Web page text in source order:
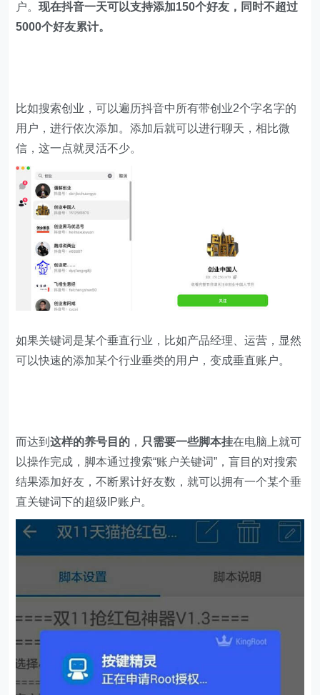
户。现在抖音一天可以支持添加150个好友，同时不超过
5000个好友累计。
比如搜索创业，可以遍历抖音中所有带创业2个字名字的
用户，进行依次添加。添加后就可以进行聊天，相比微
信，这一点就灵活不少。
如果关键词是某个垂直行业，比如产品经理、运营，显然
可以快速的添加某个行业垂类的用户，变成垂直账户。
而达到这样的养号目的 ， 只需要一些脚本挂在电脑上就可
以操作完成，脚本通过搜索“账户关键词”，盲目的对搜索
结果添加好友，不断累计好友数，就可以拥有一个某个垂
直关键词下的超级IP账户。